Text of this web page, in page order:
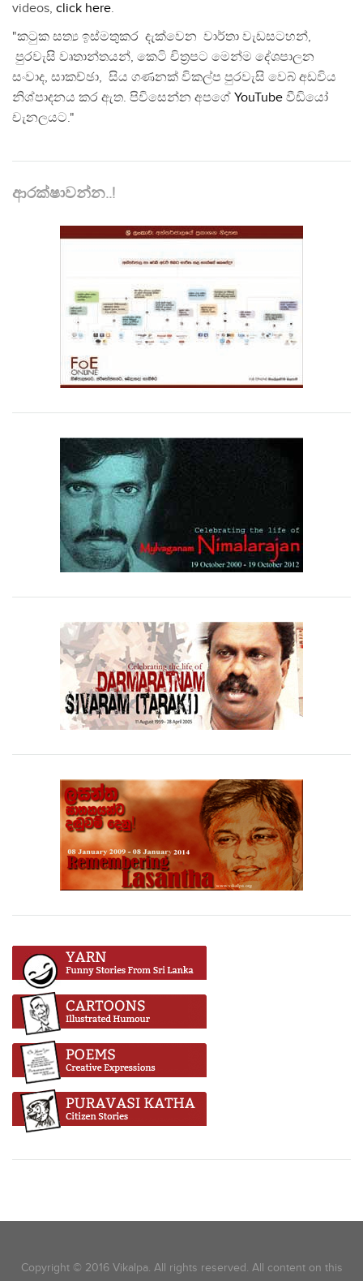
videos, click here.
"කටුක සත්‍ය ඉස්මතුකර දැක්වෙන වාර්තා වැඩසටහන්,
පුරවැසි වෘතාන්තයන්, කෙටි චිත්‍රපට මෙන්ම දේශපාලන
සංවාද, සාකච්ඡා, සිය ගණනක් විකල්ප පුරවැසි වෙබ් අඩවිය
නිශ්පාදනය කර ඇත. පිවිසෙන්න අපගේ YouTube වීඩියෝ
චැනලයට."
ආරක්ෂාවන්න..!
Copyright © 2016 Vikalpa. All rights reserved. All content on this